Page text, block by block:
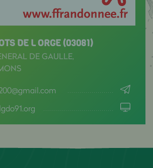
DE L ORGE (03081)
DE GAULLE,